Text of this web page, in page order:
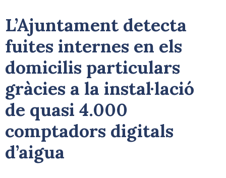
L’Ajuntament detecta
fuites internes en els
domicilis particulars
gràcies a la instal·lació
de quasi 4.000
comptadors digitals
d’aigua